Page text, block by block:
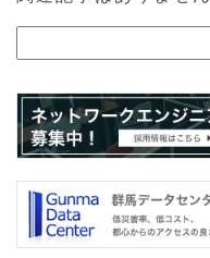
b
o
o
k